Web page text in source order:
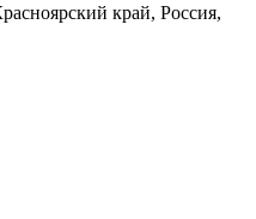
край, Россия,